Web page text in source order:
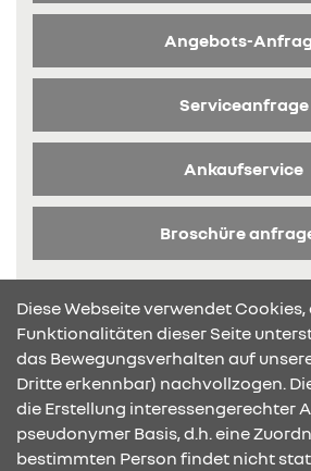
Angebots-
Serviceanfrage
Ankaufservice
Broschüre
KONTAKT & ANFAHRT
Diese Webseite verwendet Cookies,
Funktionalitäten dieser Seite
das Bewegungsverhalten auf
Dritte erkennbar) nachvollzogen.
die Erstellung interessengerechter
pseudonymer Basis, d.h. eine
bestimmten Person findet nicht